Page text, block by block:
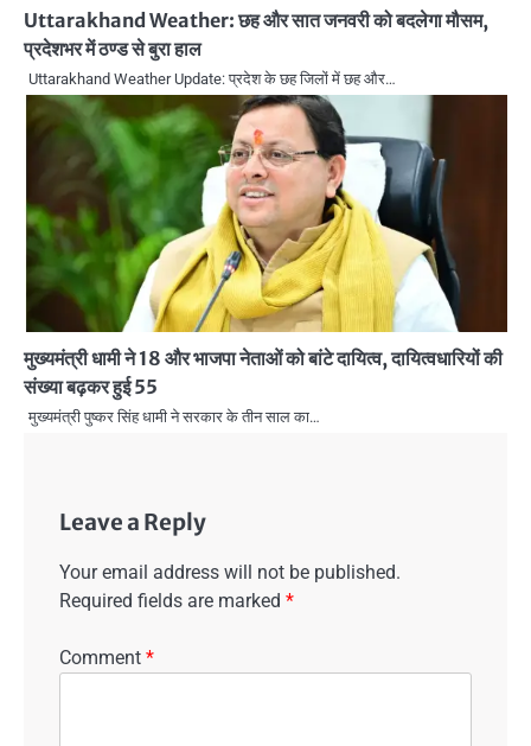
Uttarakhand Weather: छह और सात जनवरी को बदलेगा मौसम,
प्रदेशभर में ठण्ड से बुरा हाल
Uttarakhand Weather Update: प्रदेश के छह जिलों में छह और…
मुख्यमंत्री धामी ने 18 और भाजपा नेताओं को बांटे दायित्व, दायित्वधारियों की
संख्या बढ़कर हुई 55
मुख्यमंत्री पुष्कर सिंह धामी ने सरकार के तीन साल का…
Leave a Reply
Your email address will not be published.
Required fields are marked *
Comment *